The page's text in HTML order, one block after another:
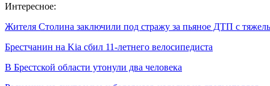
Интересное:
Жителя Столина заключили под стражу за пьяное ДТП с
Брестчанин на Kia сбил 11-летнего велосипедиста
В Брестской области утонули два человека